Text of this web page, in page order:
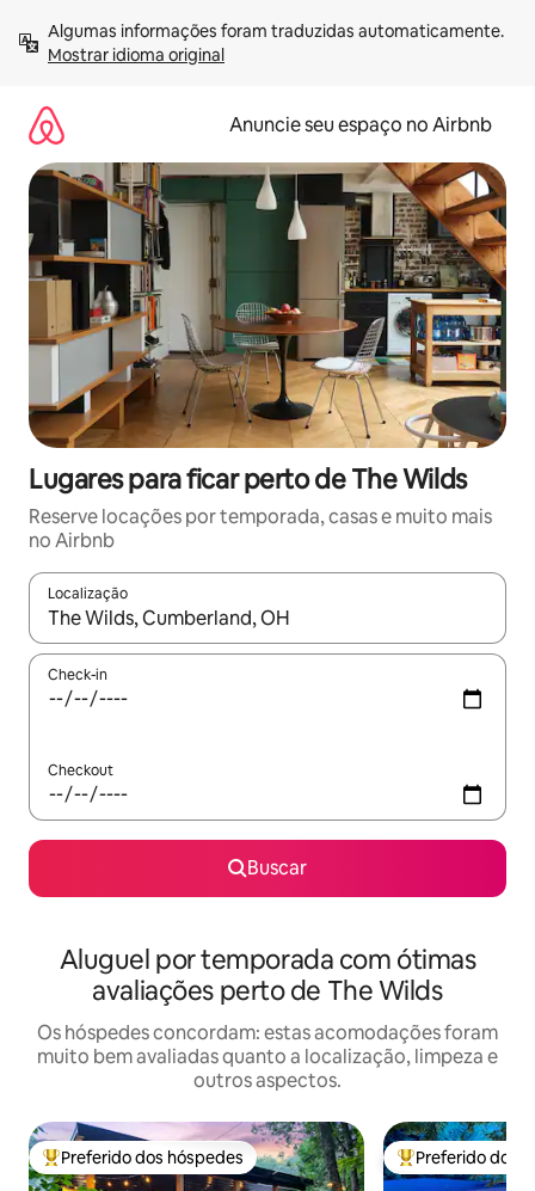
para
Mostrar idioma original
Anuncie seu espaço no Airbnb
Lugares para ficar perto de The Wilds
Reserve locações por temporada, casas e muito mais
no Airbnb
Localização
Quando os resultados estiverem disponíveis, explore-os
Check-in
Checkout
Buscar
Aluguel por temporada com ótimas
avaliações perto de The Wilds
Os hóspedes concordam: estas acomodações foram
muito bem avaliadas quanto a localização, limpeza e
outros aspectos.
Entre os melhores preferidos dos hóspedes
Preferido dos hóspedes Entre os
Preferido dos